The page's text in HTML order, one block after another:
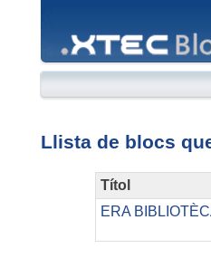
Llista de blocs
Títol
ERA